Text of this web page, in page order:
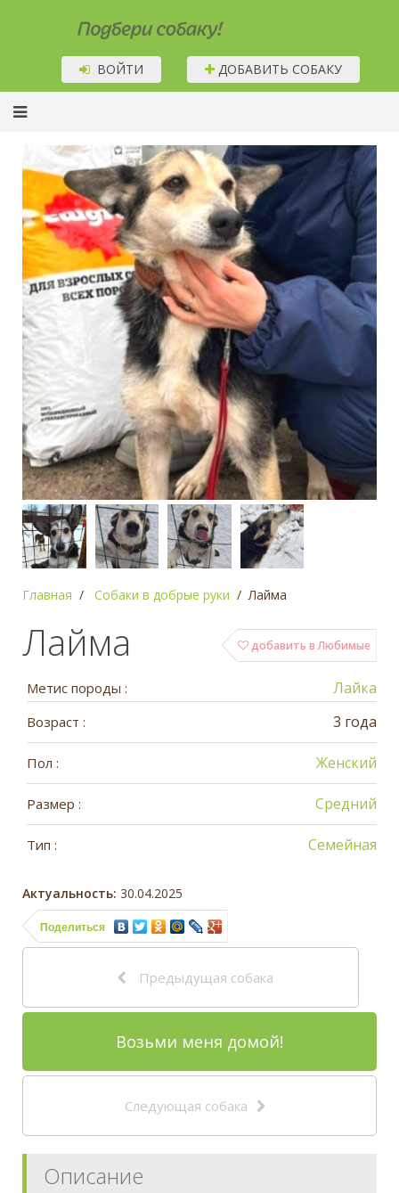
Подбери собаку!
ВОЙТИ ДОБАВИТЬ СОБАКУ
Главная Собаки в добрые руки Лайма
добавить в Любимые
Лайма
Метис породы : Лайка
Возраст : 3 года
Пол : Женский
Размер : Средний
Тип : Семейная
Актуальность: 30.04.2025
Поделиться
Предыдущая собака
Возьми меня домой!
Следующая собака
Описание